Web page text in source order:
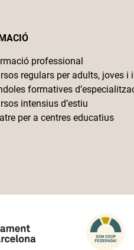
professional
regulars per adults, joves i
formatives
intensius d’estiu
per a centres educatius